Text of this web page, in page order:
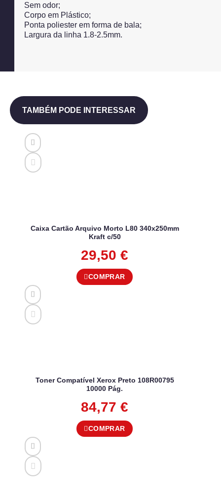
Sem odor;
Corpo em Plástico;
Ponta poliester em forma de bala;
Largura da linha 1.8-2.5mm.
TAMBÉM PODE INTERESSAR
Caixa Cartão Arquivo Morto L80 340x250mm
Kraft c/50
29,50 €
COMPRAR
Toner Compatível Xerox Preto 108R00795
10000 Pág.
84,77 €
COMPRAR